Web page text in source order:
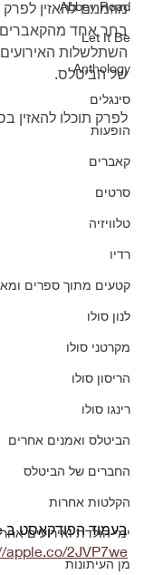
Abbey Road
Let It Be
Anthology
סינגלים
הופעות
קאברים
סרטים
טלוויזיה
רדיו
קטעים מתוך ספרים
לנון סולו
מקרטני סולו
הריסון סולו
רינגו סולו
הביטלס ואמנים אחרים
החברים של הביטלס
הקלטות אחרות
ימי הולדת ואירועים
מן העיתונות
מוזמנים להאזין
בחר אחד
השתלשלות
של הביטלס.
לפרק תוכלו להאזין
בעמוד הפודקאסט ב Apple:
apple.co/2JVP7we